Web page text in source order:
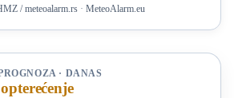
/ meteoalarm.rs · MeteoAlarm.eu
· DANAS